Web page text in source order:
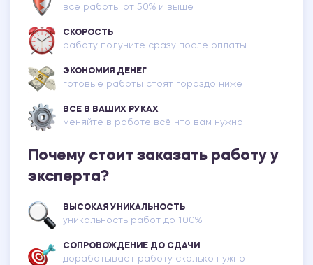
все работы от 50% и выше
СКОРОСТЬ
работу получите сразу после оплаты
ЭКОНОМИЯ ДЕНЕГ
готовые работы стоят гораздо ниже
ВСЕ В ВАШИХ РУКАХ
меняйте в работе всё что вам нужно
Почему стоит заказать работу у
эксперта?
ВЫСОКАЯ УНИКАЛЬНОСТЬ
уникальность работ до 100%
СОПРОВОЖДЕНИЕ ДО СДАЧИ
дорабатывает работу сколько нужно